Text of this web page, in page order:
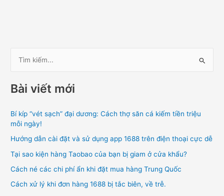
m
i
m
:
Bài viết mới
Bí kíp “vét sạch” đại dương: Cách thợ săn cá kiếm tiền triệu
mỗi ngày!
Hướng dẫn cài đặt và sử dụng app 1688 trên điện thoại cực dễ
Tại sao kiện hàng Taobao của bạn bị giam ở cửa khẩu?
Cách né các chi phí ẩn khi đặt mua hàng Trung Quốc
Cách xử lý khi đơn hàng 1688 bị tắc biên, về trễ.